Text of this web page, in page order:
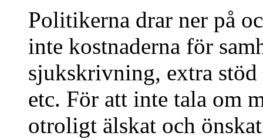
Politikerna drar ner på
inte kostnaderna för
sjukskrivning, extra
etc. För att inte tala om
otroligt älskat och